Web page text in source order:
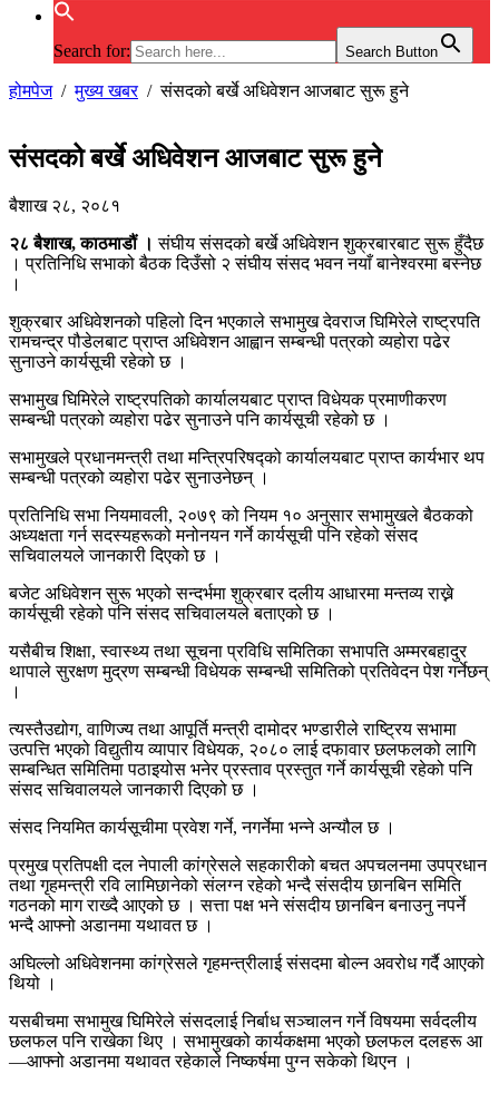
Search for: Search Button
होमपेज/मुख्य खबर/संसदको बर्खे अधिवेशन आजबाट सुरू हुने
संसदको बर्खे अधिवेशन आजबाट सुरू हुने
बैशाख २८, २०८१
२८ बैशाख, काठमाडौं । संघीय संसदको बर्खे अधिवेशन शुक्रबारबाट सुरू हुँदैछ
। प्रतिनिधि सभाको बैठक दिउँसो २ संघीय संसद भवन नयाँ बानेश्वरमा बस्नेछ
।
शुक्रबार अधिवेशनको पहिलो दिन भएकाले सभामुख देवराज घिमिरेले राष्ट्रपति
रामचन्द्र पौडेलबाट प्राप्त अधिवेशन आह्वान सम्बन्धी पत्रको व्यहोरा पढेर
सुनाउने कार्यसूची रहेको छ ।
सभामुख घिमिरेले राष्ट्रपतिको कार्यालयबाट प्राप्त विधेयक प्रमाणीकरण
सम्बन्धी पत्रको व्यहोरा पढेर सुनाउने पनि कार्यसूची रहेको छ ।
सभामुखले प्रधानमन्त्री तथा मन्त्रिपरिषद्को कार्यालयबाट प्राप्त कार्यभार थप
सम्बन्धी पत्रको व्यहोरा पढेर सुनाउनेछन् ।
प्रतिनिधि सभा नियमावली, २०७९ को नियम १० अनुसार सभामुखले बैठकको
अध्यक्षता गर्न सदस्यहरूको मनोनयन गर्ने कार्यसूची पनि रहेको संसद
सचिवालयले जानकारी दिएको छ ।
बजेट अधिवेशन सुरू भएको सन्दर्भमा शुक्रबार दलीय आधारमा मन्तव्य राख्ने
कार्यसूची रहेको पनि संसद सचिवालयले बताएको छ ।
यसैबीच शिक्षा, स्वास्थ्य तथा सूचना प्रविधि समितिका सभापति अम्मरबहादुर
थापाले सुरक्षण मुद्रण सम्बन्धी विधेयक सम्बन्धी समितिको प्रतिवेदन पेश गर्नेछन्
।
त्यस्तैउद्योग, वाणिज्य तथा आपूर्ति मन्त्री दामोदर भण्डारीले राष्ट्रिय सभामा
उत्पत्ति भएको विद्युतीय व्यापार विधेयक, २०८० लाई दफावार छलफलको लागि
सम्बन्धित समितिमा पठाइयोस भनेर प्रस्ताव प्रस्तुत गर्ने कार्यसूची रहेको पनि
संसद सचिवालयले जानकारी दिएको छ ।
संसद नियमित कार्यसूचीमा प्रवेश गर्ने, नगर्नेमा भन्ने अन्यौल छ ।
प्रमुख प्रतिपक्षी दल नेपाली कांग्रेसले सहकारीको बचत अपचलनमा उपप्रधान
तथा गृहमन्त्री रवि लामिछानेको संलग्न रहेको भन्दै संसदीय छानबिन समिति
गठनको माग राख्दै आएको छ । सत्ता पक्ष भने संसदीय छानबिन बनाउनु नपर्ने
भन्दै आफ्नो अडानमा यथावत छ ।
अघिल्लो अधिवेशनमा कांग्रेसले गृहमन्त्रीलाई संसदमा बोल्न अवरोध गर्दै आएको
थियो ।
यसबीचमा सभामुख घिमिरेले संसदलाई निर्बाध सञ्चालन गर्ने विषयमा सर्वदलीय
छलफल पनि राखेका थिए । सभामुखको कार्यकक्षमा भएको छलफल दलहरू आ
—आफ्नो अडानमा यथावत रहेकाले निष्कर्षमा पुग्न सकेको थिएन ।